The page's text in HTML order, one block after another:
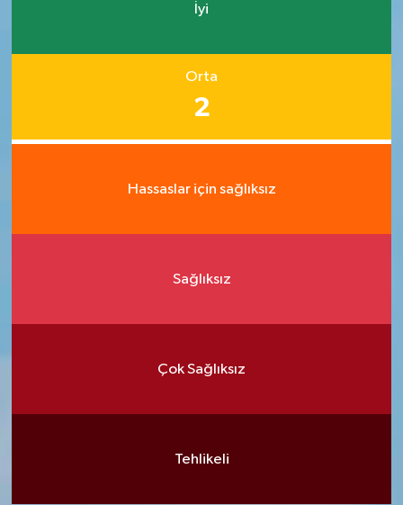
İyi
Orta
2
Hassaslar için sağlıksız
Sağlıksız
Çok Sağlıksız
Tehlikeli